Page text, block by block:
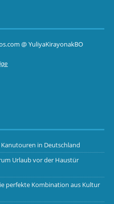
@ YuliyaKirayonakBO
in Deutschland
Urlaub vor der Haustür
perfekte Kombination aus Kultur